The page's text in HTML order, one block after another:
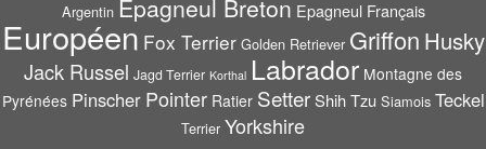
Argentin Epagneul Breton Epagneul Français
Européen Fox Terrier Golden Retriever Griffon Husky
Jack Russel Jagd Terrier Korthal Labrador Montagne des
Pyrénées Pinscher Pointer Ratier Setter Shih Tzu Siamois Teckel
Terrier Yorkshire